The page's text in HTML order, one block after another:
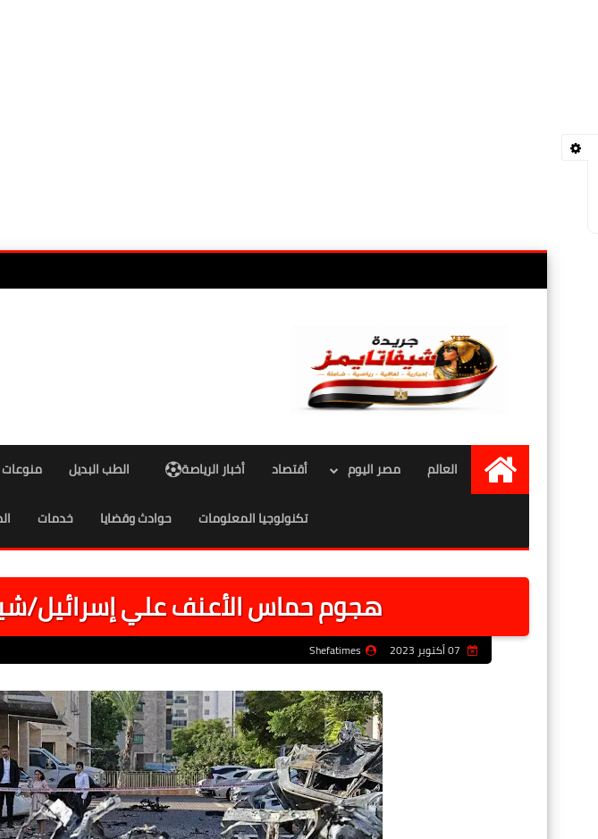
الرئيسية
العالم مصر اليوم أقتصاد أخبار الرياصة الطب البديل منوعات
تكنولوجيا المعلومات حوادث وقضايا خدمات
هجوم حماس الأعنف علي إسرائيل/
Shefatimes